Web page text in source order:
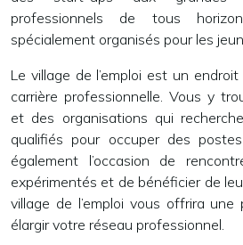
professionnels de tous
spécialement organisés pour les
Le village de l’emploi est un
carrière professionnelle. Vous y
et des organisations qui
qualifiés pour occuper des
également l’occasion de
expérimentés et de bénéficier de
village de l’emploi vous offrira
élargir votre réseau professionnel.